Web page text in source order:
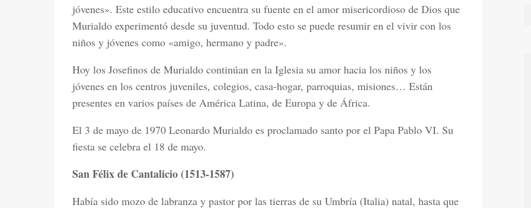
jóvenes». Este estilo educativo encuentra su fuente en el amor misericordioso de Dios que
Murialdo experimentó desde su juventud. Todo esto se puede resumir en el vivir con los
niños y jóvenes como «amigo, hermano y padre».
Hoy los Josefinos de Murialdo continúan en la Iglesia su amor hacia los niños y los
jóvenes en los centros juveniles, colegios, casa-hogar, parroquias, misiones… Están
presentes en varios países de América Latina, de Europa y de África.
El 3 de mayo de 1970 Leonardo Murialdo es proclamado santo por el Papa Pablo VI. Su
fiesta se celebra el 18 de mayo.
San Félix de Cantalicio (1513-1587)
Había sido mozo de labranza y pastor por las tierras de su Umbría (Italia) natal, hasta que